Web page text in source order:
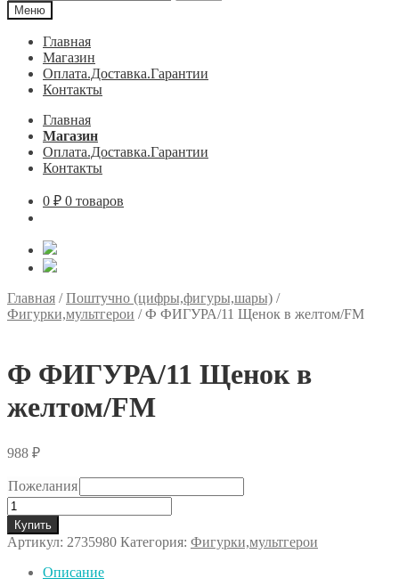
Меню
Главная
Магазин
Оплата.Доставка.Гарантии
Контакты
Главная
Магазин
Оплата.Доставка.Гарантии
Контакты
0 ₽ 0 товаров
Главная /Поштучно (цифры,фигуры,шары) /
Фигурки,мультгерои /Ф ФИГУРА/11 Щенок в желтом/FM
Ф ФИГУРА/11 Щенок в
желтом/FM
988 ₽
Пожелания
Количество
товара
Ф
ФИГУРА/11
Щенок
Купить
Артикул: 2735980 Категория: Фигурки,мультгерои
Описание